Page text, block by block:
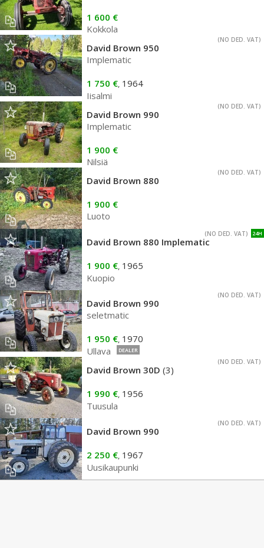
1 600 €
Kokkola
(NO DED. VAT)
David Brown 950
Implematic
1 750 €, 1964
Iisalmi
(NO DED. VAT)
David Brown 990
Implematic
1 900 €
Nilsiä
(NO DED. VAT)
David Brown 880
1 900 €
Luoto
24H
(NO DED. VAT)
David Brown 880 Implematic
1 900 €, 1965
Kuopio
(NO DED. VAT)
David Brown 990
seletmatic
1 950 €, 1970
Ullava
DEALER
(NO DED. VAT)
David Brown 30D (3)
1 990 €, 1956
Tuusula
(NO DED. VAT)
David Brown 990
2 250 €, 1967
Uusikaupunki